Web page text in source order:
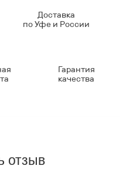
Доставка
по Уфе и России
Гарантия
качества
отзыв